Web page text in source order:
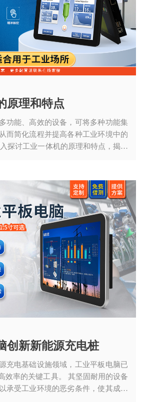
原理和特点
功能、高效的设备，可将多种功能集
而简化流程并提高各种工业环境中的
探讨工业一体机的原理和特点，揭示
创新新能源充电桩
充电基础设施领域，工业平板电脑已
效率的关键工具。 其坚固耐用的设备
承受工业环境的恶劣条件，使其成为